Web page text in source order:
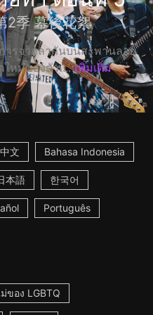
2季 幕後花絮
ารจากลากันบนสะพานลอย
หม่ของตัวเ... เพิ่มเติม
文 Bahasa Indonesia
本語 한국어
Português
ของ LGBTQ